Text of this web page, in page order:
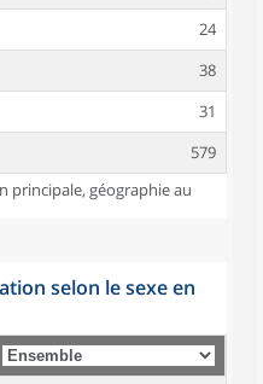
24
38
31
579
principale, géographie au
selon le sexe en